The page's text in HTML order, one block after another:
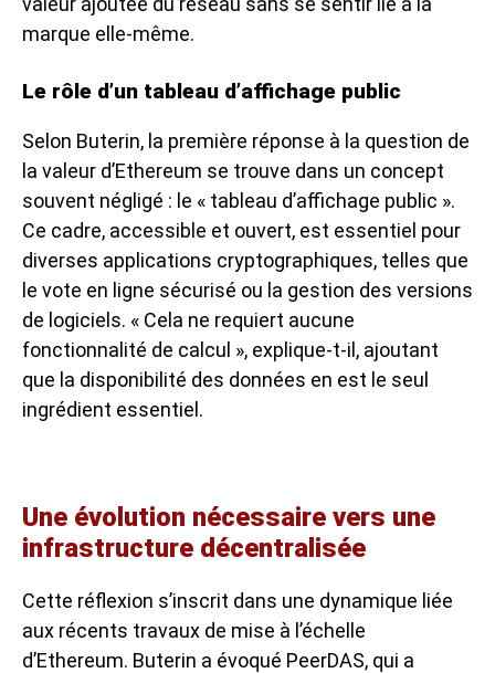
marque elle-même.
Le rôle d’un tableau d’affichage public
Selon Buterin, la première réponse à la question de
la valeur d’Ethereum se trouve dans un concept
souvent négligé : le « tableau d’affichage public ».
Ce cadre, accessible et ouvert, est essentiel pour
diverses applications cryptographiques, telles que
le vote en ligne sécurisé ou la gestion des versions
de logiciels. « Cela ne requiert aucune
fonctionnalité de calcul », explique-t-il, ajoutant
que la disponibilité des données en est le seul
ingrédient essentiel.
Une évolution nécessaire vers une
infrastructure décentralisée
Cette réflexion s’inscrit dans une dynamique liée
aux récents travaux de mise à l’échelle
d’Ethereum. Buterin a évoqué PeerDAS, qui a